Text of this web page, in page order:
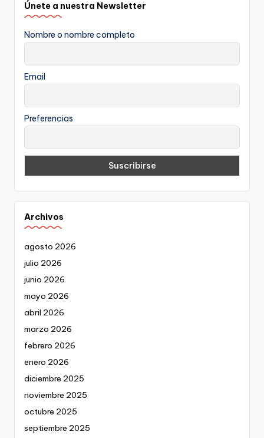
Únete a nuestra Newsletter
Nombre o nombre completo
Email
Preferencias
Archivos
agosto 2026
julio 2026
junio 2026
mayo 2026
abril 2026
marzo 2026
febrero 2026
enero 2026
diciembre 2025
noviembre 2025
octubre 2025
septiembre 2025